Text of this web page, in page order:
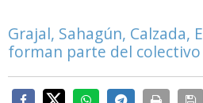
Grajal, Sahagún, Calzada,
forman parte del colectivo